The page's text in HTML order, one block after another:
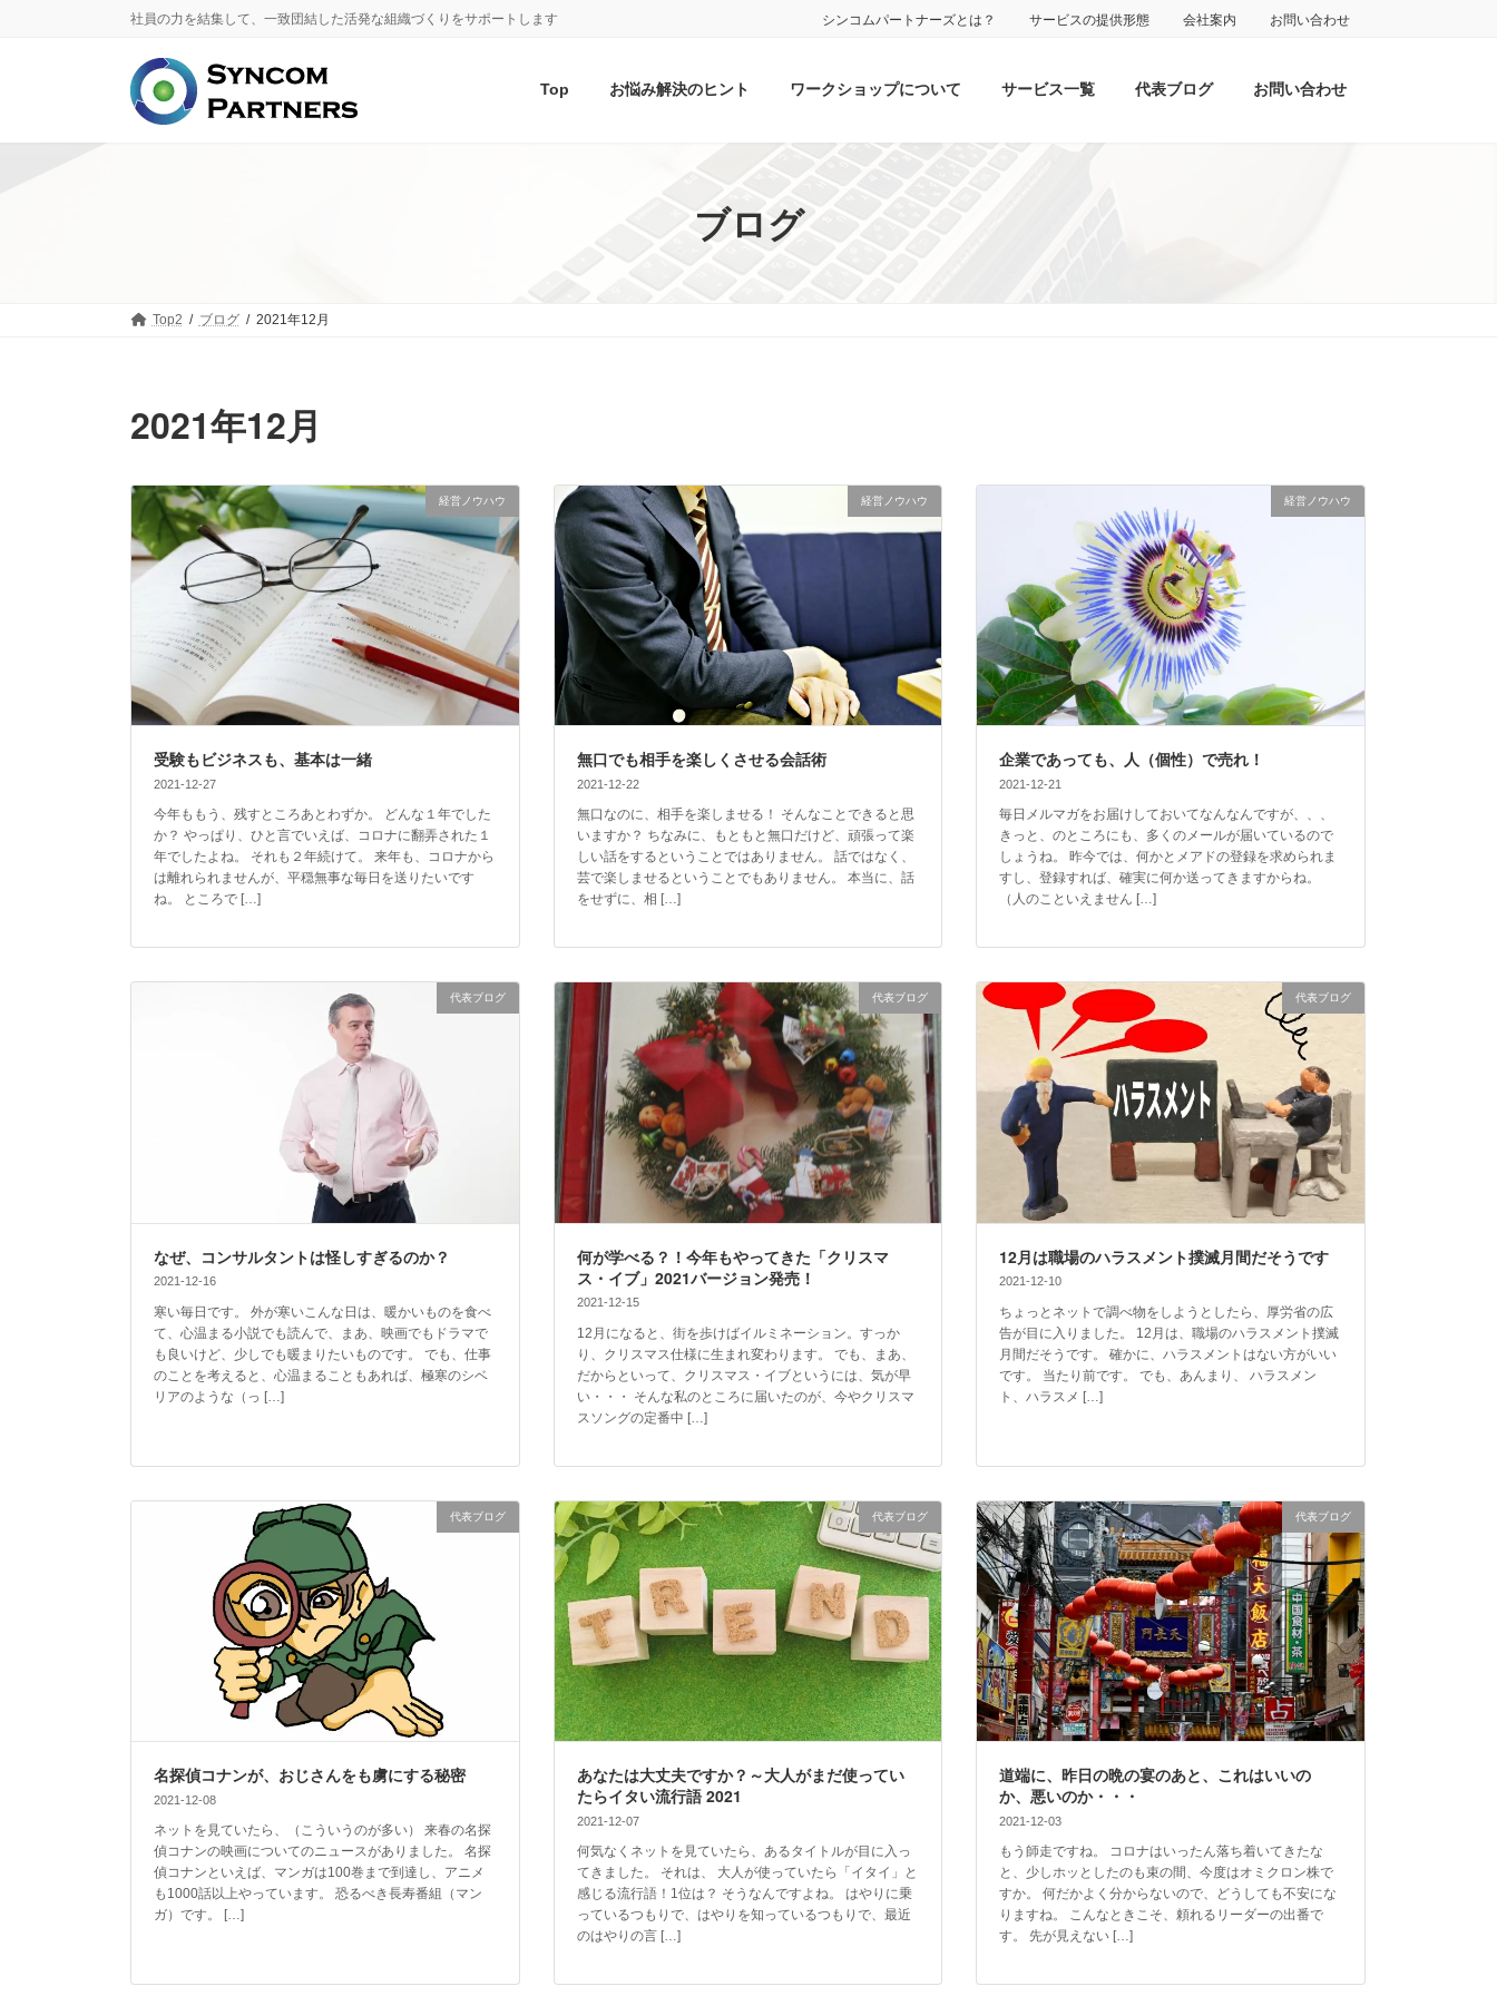
社員の力を結集して、一致団結した活発な組織づくりをサポートします シンコムパートナーズとは？ サービスの提供形態 会社案内 お問い合わせ
Top お悩み解決のヒント ワークショップについて サービス一覧 代表ブログ お問い合わせ
ブログ
Top2 ブログ 2021年12月
2021年12月
経営ノウハウ
受験もビジネスも、基本は一緒
2021-12-27
今年ももう、残すところあとわずか。 どんな１年でした
か？ やっぱり、ひと言でいえば、コロナに翻弄された１
年でしたよね。 それも２年続けて。 来年も、コロナから
は離れられませんが、平穏無事な毎日を送りたいです
ね。 ところで […]
経営ノウハウ
無口でも相手を楽しくさせる会話術
2021-12-22
無口なのに、相手を楽しませる！ そんなことできると思
いますか？ ちなみに、もともと無口だけど、頑張って楽
しい話をするということではありません。 話ではなく、
芸で楽しませるということでもありません。 本当に、話
をせずに、相 […]
経営ノウハウ
企業であっても、人（個性）で売れ！
2021-12-21
毎日メルマガをお届けしておいてなんなんですが、、、
きっと、のところにも、多くのメールが届いているので
しょうね。 昨今では、何かとメアドの登録を求められま
すし、登録すれば、確実に何か送ってきますからね。
（人のこといえません […]
代表ブログ
なぜ、コンサルタントは怪しすぎるのか？
2021-12-16
寒い毎日です。 外が寒いこんな日は、暖かいものを食べ
て、心温まる小説でも読んで、まあ、映画でもドラマで
も良いけど、少しでも暖まりたいものです。 でも、仕事
のことを考えると、心温まることもあれば、極寒のシベ
リアのような（っ […]
代表ブログ
何が学べる？！今年もやってきた「クリスマ
ス・イブ」2021バージョン発売！
2021-12-15
12月になると、街を歩けばイルミネーション。すっか
り、クリスマス仕様に生まれ変わります。 でも、まあ、
だからといって、クリスマス・イブというには、気が早
い・・・ そんな私のところに届いたのが、今やクリスマ
スソングの定番中 […]
代表ブログ
12月は職場のハラスメント撲滅月間だそうです
2021-12-10
ちょっとネットで調べ物をしようとしたら、厚労省の広
告が目に入りました。 12月は、職場のハラスメント撲滅
月間だそうです。 確かに、ハラスメントはない方がいい
です。 当たり前です。 でも、あんまり、 ハラスメン
ト、ハラスメ […]
代表ブログ
名探偵コナンが、おじさんをも虜にする秘密
2021-12-08
ネットを見ていたら、（こういうのが多い） 来春の名探
偵コナンの映画についてのニュースがありました。 名探
偵コナンといえば、マンガは100巻まで到達し、アニメ
も1000話以上やっています。 恐るべき長寿番組（マン
ガ）です。 […]
代表ブログ
あなたは大丈夫ですか？～大人がまだ使ってい
たらイタい流行語 2021
2021-12-07
何気なくネットを見ていたら、あるタイトルが目に入っ
てきました。 それは、 大人が使っていたら「イタイ」と
感じる流行語！1位は？ そうなんですよね。 はやりに乗
っているつもりで、はやりを知っているつもりで、最近
のはやりの言 […]
代表ブログ
道端に、昨日の晩の宴のあと、これはいいの
か、悪いのか・・・
2021-12-03
もう師走ですね。 コロナはいったん落ち着いてきたな
と、少しホッとしたのも束の間、今度はオミクロン株で
すか。 何だかよく分からないので、どうしても不安にな
りますね。 こんなときこそ、頼れるリーダーの出番で
す。 先が見えない […]